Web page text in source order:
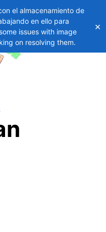
el almacenamiento de
en ello para
issues with image
on resolving them.
×